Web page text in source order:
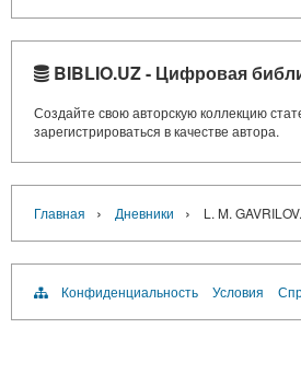
BIBLIO.UZ - Цифровая
Создайте свою авторскую коллекцию
зарегистрироваться в качестве автора.
Главная › Дневники › L. M.
Конфиденциальность Условия